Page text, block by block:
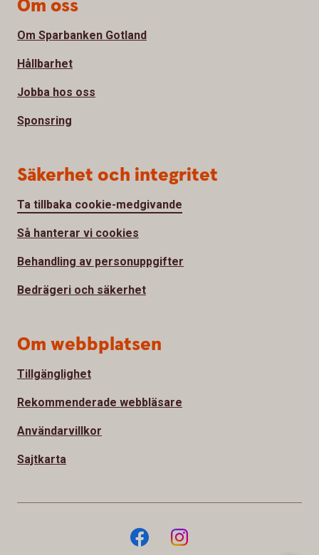
Om oss
Om Sparbanken Gotland
Hållbarhet
Jobba hos oss
Sponsring
Säkerhet och integritet
Ta tillbaka cookie-medgivande
Så hanterar vi cookies
Behandling av personuppgifter
Bedrägeri och säkerhet
Om webbplatsen
Tillgänglighet
Rekommenderade webbläsare
Användarvillkor
Sajtkarta